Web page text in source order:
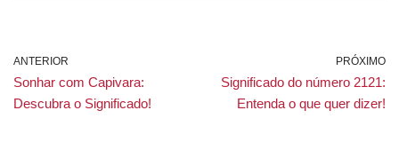
ANTERIOR
Sonhar com Capivara:
Descubra o Significado!
PRÓXIMO
Significado do número 2121:
Entenda o que quer dizer!